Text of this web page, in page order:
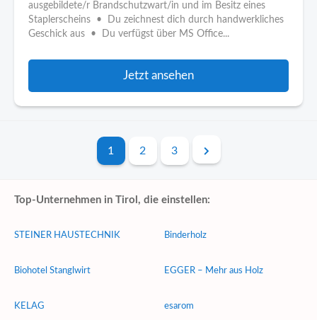
ausgebildete/r Brandschutzwart/in und im Besitz eines
Staplerscheins • Du zeichnest dich durch handwerkliches
Geschick aus • Du verfügst über MS Office...
Jetzt ansehen
1 2 3
Top-Unternehmen in Tirol, die einstellen:
STEINER HAUSTECHNIK
Biohotel Stanglwirt
KELAG
Binderholz
EGGER – Mehr aus Holz
esarom